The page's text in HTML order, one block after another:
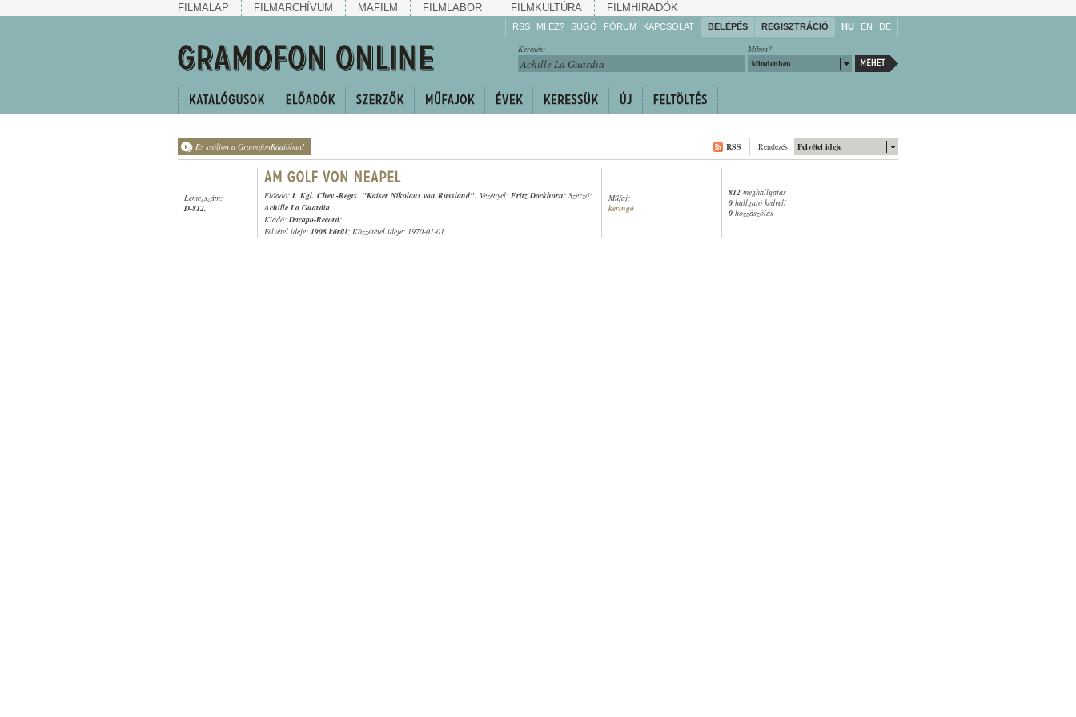
FILMALAP FILMARCHÍVUM MAFILM FILMLABOR FILMKULTÚRA FILMHIRADÓK
RSS MI EZ? SÚGÓ
Gyarapítsa!
Kövesse!
FÓRUM KAPCSOLAT BELÉPÉS REGISZTRÁCIÓ HU EN DE
Miben?
Mindenben
Keresés:
Ez szóljon a GramofonRádióban! Felvétel ideje
Rendezés:
RSS
Lemezszám:
D-812.
Előadó: I. Kgl. Chev.-Regts. "Kaiser Nikolaus von Russland", Vezényel: Fritz Dockhorn; Szerző:
Achille La Guardia
Kiadó:Dacapo-Record;
Felvétel ideje: 1908 körül; Közzététel ideje: 1970-01-01
Műfaj:
keringő
812 meghallgatás
0 hallgató kedveli
0 hozzászólás